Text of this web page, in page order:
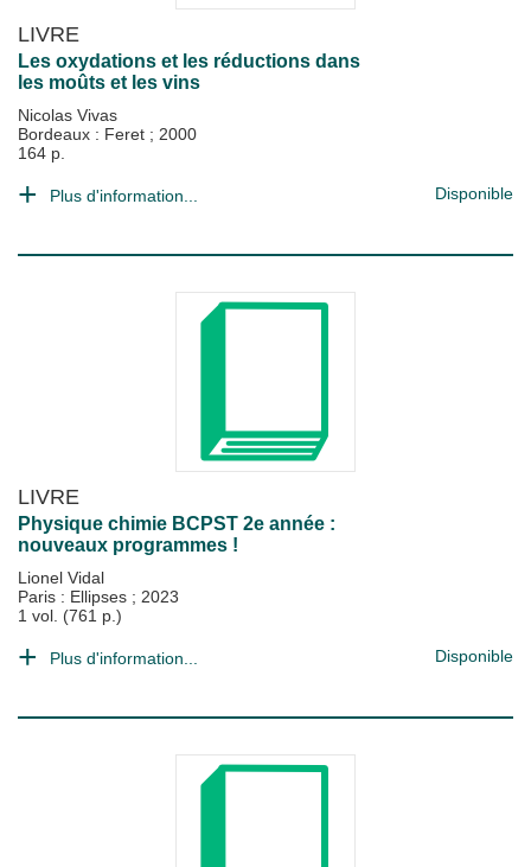
LIVRE
Les oxydations et les réductions dans
les moûts et les vins
Nicolas Vivas
Bordeaux : Feret ; 2000
164 p.
Plus d'information... Disponible
LIVRE
Physique chimie BCPST 2e année :
nouveaux programmes !
Lionel Vidal
Paris : Ellipses ; 2023
1 vol. (761 p.)
Plus d'information... Disponible